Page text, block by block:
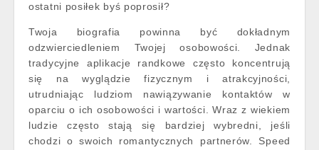
ostatni posiłek byś poprosił?
Twoja biografia powinna być dokładnym
odzwierciedleniem Twojej osobowości. Jednak
tradycyjne aplikacje randkowe często koncentrują
się na wyglądzie fizycznym i atrakcyjności,
utrudniając ludziom nawiązywanie kontaktów w
oparciu o ich osobowości i wartości. Wraz z wiekiem
ludzie często stają się bardziej wybredni, jeśli
chodzi o swoich romantycznych partnerów. Speed